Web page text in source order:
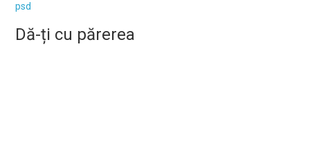
psd
Dă-ți cu părerea